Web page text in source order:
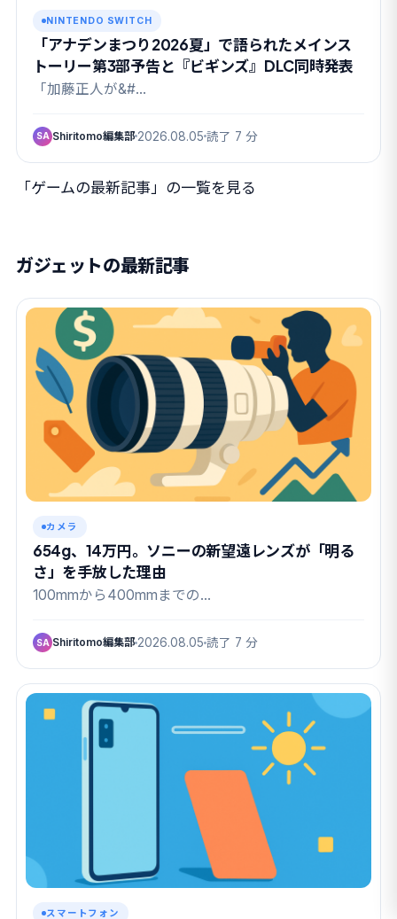
NINTENDO SWITCH
「アナデンまつり2026夏」で語られたメインス
トーリー第3部予告と『ビギンズ』DLC同時発表
「加藤正人が&#…
SA Shiritomo編集部 2026.08.05 読了 7 分
「ゲームの最新記事」の一覧を見る
ガジェットの最新記事
カメラ
654g、14万円。ソニーの新望遠レンズが「明る
さ」を手放した理由
100mmから400mmまでの…
SA Shiritomo編集部 2026.08.05 読了 7 分
スマートフォン